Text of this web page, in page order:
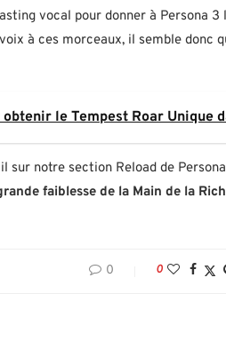
vocal pour donner à Persona 3
à ces morceaux, il semble donc
obtenir le Tempest Roar Unique
sur notre section Reload de
faiblesse de la Main de la
0 0